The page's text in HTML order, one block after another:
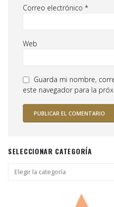
Correo electrónico *
Web
Guarda mi nombre,
este navegador para la
SELECCIONAR CATEGORÍA
Seleccionar
categoría